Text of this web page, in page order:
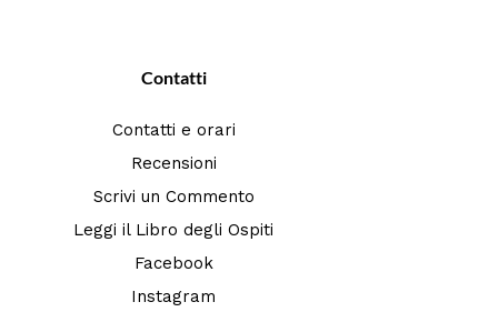
Contatti
Contatti e orari
Recensioni
Scrivi un Commento
Leggi il Libro degli Ospiti
Facebook
Instagram